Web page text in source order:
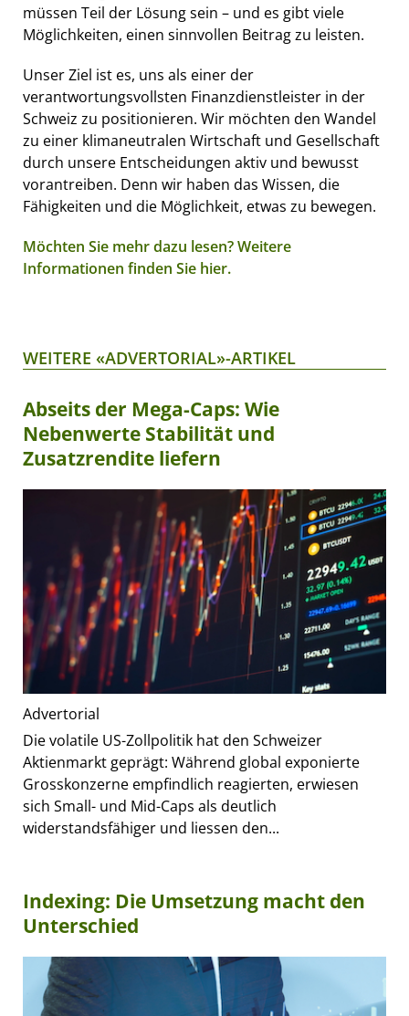
müssen Teil der Lösung sein – und es gibt viele
Möglichkeiten, einen sinnvollen Beitrag zu leisten.
Unser Ziel ist es, uns als einer der
verantwortungsvollsten Finanzdienstleister in der
Schweiz zu positionieren. Wir möchten den Wandel
zu einer klimaneutralen Wirtschaft und Gesellschaft
durch unsere Entscheidungen aktiv und bewusst
vorantreiben. Denn wir haben das Wissen, die
Fähigkeiten und die Möglichkeit, etwas zu bewegen.
Möchten Sie mehr dazu lesen? Weitere
Informationen finden Sie hier.
WEITERE «ADVERTORIAL»-ARTIKEL
Abseits der Mega-Caps: Wie
Nebenwerte Stabilität und
Zusatzrendite liefern
Advertorial
Die volatile US-Zollpolitik hat den Schweizer
Aktienmarkt geprägt: Während global exponierte
Grosskonzerne empfindlich reagierten, erwiesen
sich Small- und Mid-Caps als deutlich
widerstandsfähiger und liessen den...
Indexing: Die Umsetzung macht den
Unterschied